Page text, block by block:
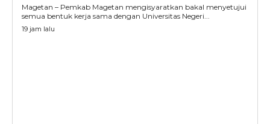
Magetan – Pemkab Magetan mengisyaratkan bakal menyetujui
semua bentuk kerja sama dengan Universitas Negeri...
19 jam lalu